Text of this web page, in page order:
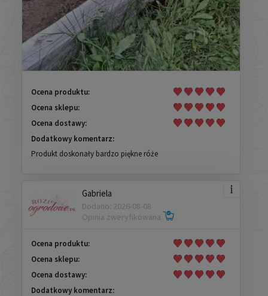
Ocena produktu:
Ocena sklepu:
Ocena dostawy:
Dodatkowy komentarz:
Produkt doskonały bardzo piękne róże
Gabriela
Dodano: 2026-08-08
Opinia zweryfikowana
Ocena produktu:
Ocena sklepu:
Ocena dostawy:
Dodatkowy komentarz: